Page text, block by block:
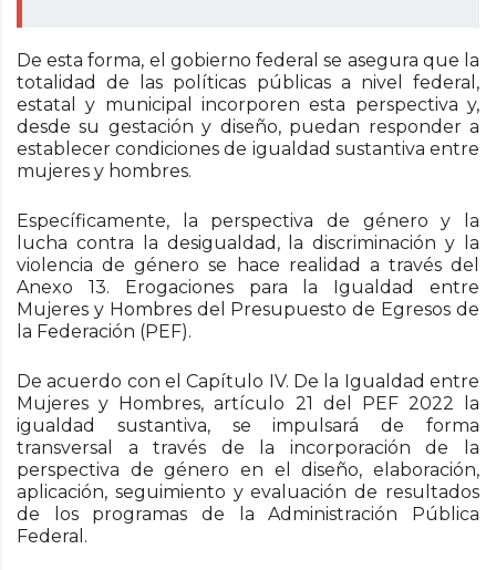
De esta forma, el gobierno federal se asegura que la
totalidad de las políticas públicas a nivel federal,
estatal y municipal incorporen esta perspectiva y,
desde su gestación y diseño, puedan responder a
establecer condiciones de igualdad sustantiva entre
mujeres y hombres.
Específicamente, la perspectiva de género y la
lucha contra la desigualdad, la discriminación y la
violencia de género se hace realidad a través del
Anexo 13. Erogaciones para la Igualdad entre
Mujeres y Hombres del Presupuesto de Egresos de
la Federación (PEF).
De acuerdo con el Capítulo IV. De la Igualdad entre
Mujeres y Hombres, artículo 21 del PEF 2022 la
igualdad sustantiva, se impulsará de forma
transversal a través de la incorporación de la
perspectiva de género en el diseño, elaboración,
aplicación, seguimiento y evaluación de resultados
de los programas de la Administración Pública
Federal.